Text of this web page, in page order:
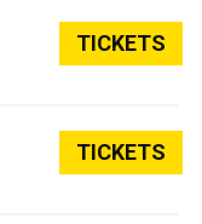
TICKETS
TICKETS